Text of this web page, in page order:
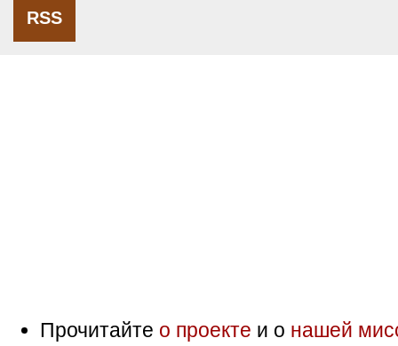
RSS
Прочитайте о проекте и о нашей